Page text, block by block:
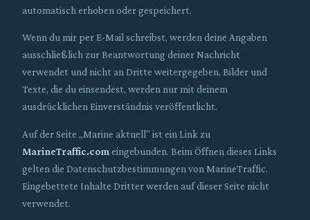
automatisch erhoben oder gespeichert.
Wenn du mir per E-Mail schreibst, werden deine Angaben
ausschließlich zur Beantwortung deiner Nachricht
verwendet und nicht an Dritte weitergegeben. Bilder und
Texte, die du einsendest, werden nur mit deinem
ausdrücklichen Einverständnis veröffentlicht.
Auf der Seite „Marine aktuell" ist ein Link zu
MarineTraffic.com eingebunden. Beim Öffnen dieses Links
gelten die Datenschutzbestimmungen von MarineTraffic.
Eingebettete Inhalte Dritter werden auf dieser Seite nicht
verwendet.